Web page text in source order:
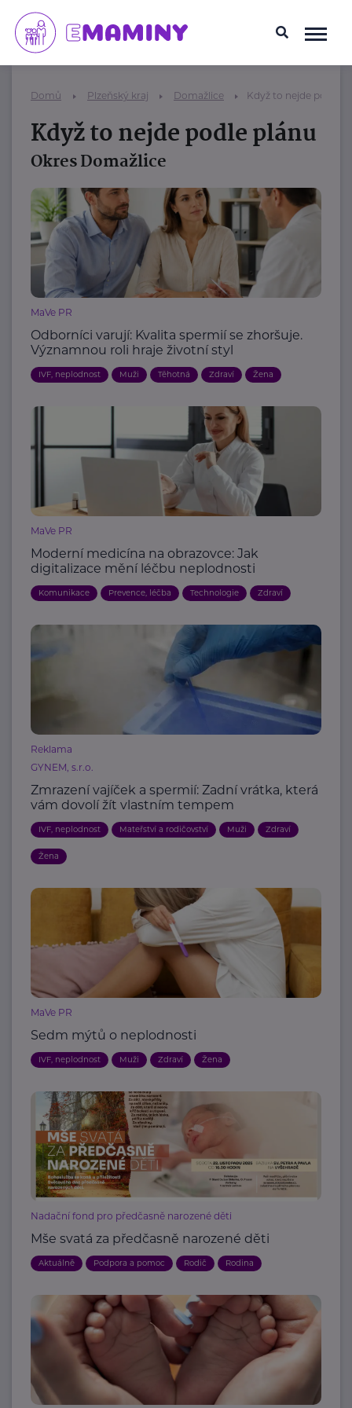
Domů Plzeňský kraj Domažlice Když to nejde podle
Když to nejde podle plánu
Okres Domažlice
MaVe PR
Odborníci varují: Kvalita spermií se zhoršuje.
Významnou roli hraje životní styl
IVF, neplodnost Muži Těhotná Zdraví Žena
MaVe PR
Moderní medicína na obrazovce: Jak
digitalizace mění léčbu neplodnosti
Komunikace Prevence, léčba Technologie Zdraví
Reklama
GYNEM, s.r.o.
Zmrazení vajíček a spermií: Zadní vrátka, která
vám dovolí žít vlastním tempem
IVF, neplodnost Mateřství a rodičovství Muži Zdraví
Žena
MaVe PR
Sedm mýtů o neplodnosti
IVF, neplodnost Muži Zdraví Žena
Nadační fond pro předčasně narozené děti
Mše svatá za předčasně narozené děti
Aktuálně Podpora a pomoc Rodič Rodina